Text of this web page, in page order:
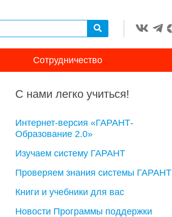
Сотрудничество
С нами легко учиться!
Интернет-версия «ГАРАНТ-
Образование 2.0»
Изучаем систему ГАРАНТ
Проверяем знания системы ГАРАНТ
Книги и учебники для вас
Новости Программы поддержки